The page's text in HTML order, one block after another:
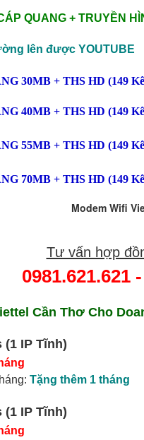
QUANG + TRUYỀN
lên được YOUTUBE
30MB + THS HD (149
40MB + THS HD (149
55MB + THS HD (149
70MB + THS HD (149
Modem Wifi
Tư vấn hợp
0981.621.621-
Cần Thơ Cho
(1 IP Tĩnh)
Tặng thêm 1 tháng
(1 IP Tĩnh)